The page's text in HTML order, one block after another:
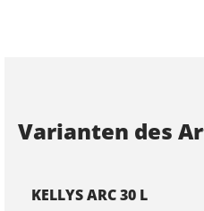
Varianten des
KELLYS ARC 30 L